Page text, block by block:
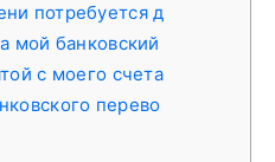
потребуется д
мой банковский
с моего счета
перево